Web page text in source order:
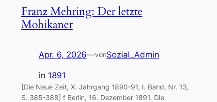
Franz Mehring: Der letzte
Mohikaner
Apr. 6, 2026—vonSozial_Admin
in 1891
[Die Neue Zeit, X. Jahrgang 1890-91, I. Band, Nr. 13,
S. 385-388] f Berlin, 16. Dezember 1891. Die